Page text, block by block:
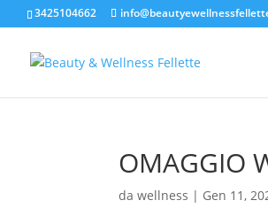
3425104662
OMAGGIO
dawellness | Gen 11,